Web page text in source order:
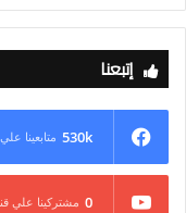
إتبعنا
530k متابعينا
0 مشتركينا علي